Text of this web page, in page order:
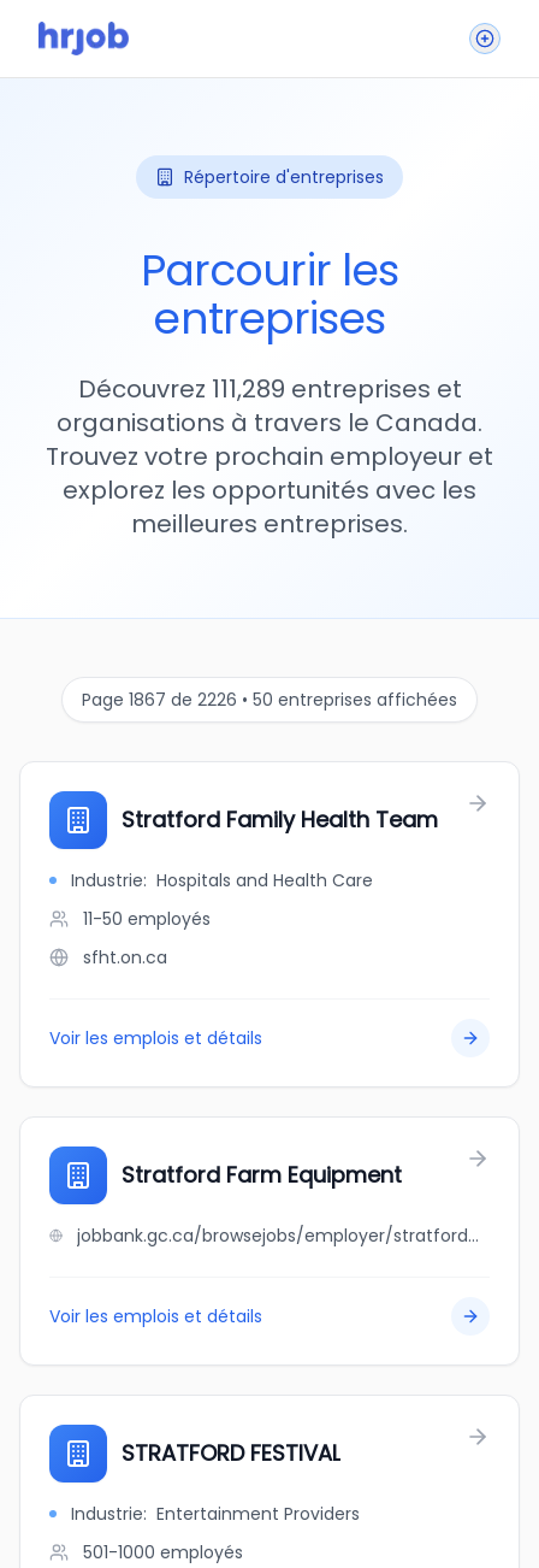
Répertoire d'entreprises
Parcourir les
entreprises
Découvrez 111,289 entreprises et
organisations à travers le Canada.
Trouvez votre prochain employeur et
explorez les opportunités avec les
meilleures entreprises.
Page 1867 de 2226 • 50 entreprises affichées
Stratford Family Health Team
Industrie: Hospitals and Health Care
11-50 employés
sfht.on.ca
Voir les emplois et détails
Stratford Farm Equipment
jobbank.gc.ca/browsejobs/employer/stratford+farm+equipment/ca
Voir les emplois et détails
STRATFORD FESTIVAL
Industrie: Entertainment Providers
501-1000 employés